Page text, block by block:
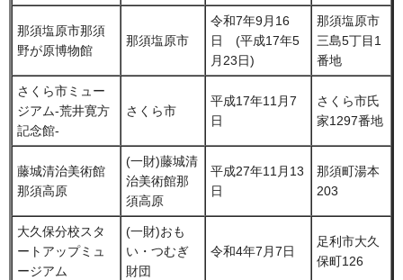
那須塩原市那須
野が原博物館
那須塩原市
令和7年9月16
日 (平成17年5
月23日)
那須塩原市
三島5丁目1
番地
さくら市ミュー
ジアム-荒井寛方
記念館-
さくら市
平成17年11月7
日
さくら市氏
家1297番地
藤城清治美術館
那須高原
(一財)藤城清
治美術館那
須高原
平成27年11月13
日
那須町湯本
203
大久保分校スタ
ートアップミュ
ージアム
(一財)おも
い・つむぎ
財団
令和4年7月7日
足利市大久
保町126